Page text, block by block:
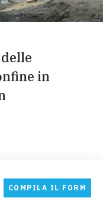
in
COMPILA IL FORM